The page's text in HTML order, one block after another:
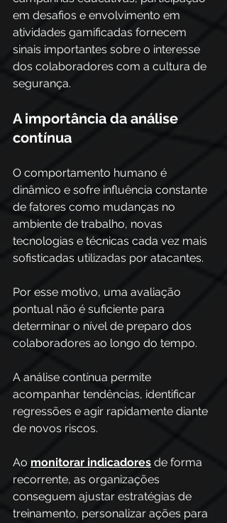
em desafios e envolvimento em
atividades gamificadas fornecem
sinais importantes sobre o interesse
dos colaboradores com a cultura de
segurança.
A importância da análise
contínua
O comportamento humano é
dinâmico e sofre influência constante
de fatores como mudanças no
ambiente de trabalho, novas
tecnologias e técnicas cada vez mais
sofisticadas utilizadas por atacantes.
Por esse motivo, uma avaliação
pontual não é suficiente para
determinar o nível de preparo dos
colaboradores ao longo do tempo.
A análise contínua permite
acompanhar tendências, identificar
regressões e agir rapidamente diante
de novos riscos.
Ao monitorar indicadores de forma
recorrente, as organizações
conseguem ajustar estratégias de
treinamento, personalizar ações para